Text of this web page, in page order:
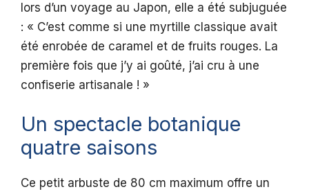
lors d’un voyage au Japon, elle a été subjuguée
: « C’est comme si une myrtille classique avait
été enrobée de caramel et de fruits rouges. La
première fois que j’y ai goûté, j’ai cru à une
confiserie artisanale ! »
Un spectacle botanique
quatre saisons
Ce petit arbuste de 80 cm maximum offre un